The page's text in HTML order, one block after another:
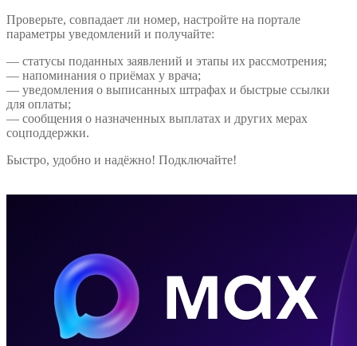
Проверьте, совпадает ли номер, настройте на портале
параметры уведомлений и получайте:
— статусы поданных заявлений и этапы их рассмотрения;
— напоминания о приёмах у врача;
— уведомления о выписанных штрафах и быстрые ссылки
для оплаты;
— сообщения о назначенных выплатах и других мерах
соцподдержки.
Быстро, удобно и надёжно! Подключайте!